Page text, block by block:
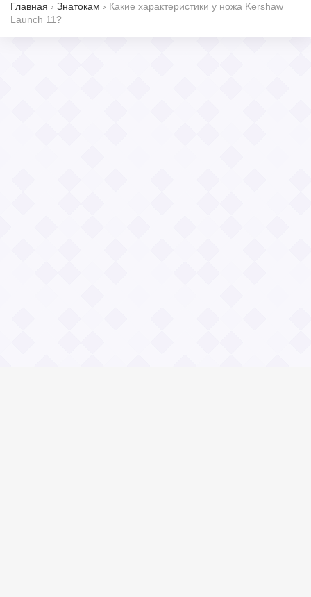
Главная › Знатокам › Какие характеристики у ножа Kershaw
Launch 11?